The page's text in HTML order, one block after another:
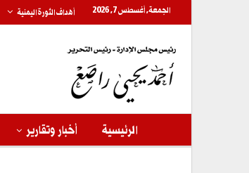
الجمعة, أغسطس 7, 2026 أهداف الثورة اليمنية
الرئيسية أخبار وتقارير